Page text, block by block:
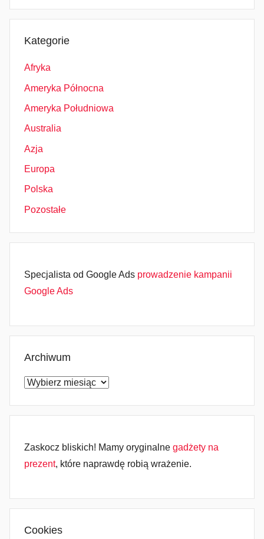
Kategorie
Afryka
Ameryka Północna
Ameryka Południowa
Australia
Azja
Europa
Polska
Pozostałe
Specjalista od Google Ads prowadzenie kampanii
Google Ads
Archiwum
Archiwum
Zaskocz bliskich! Mamy oryginalne gadżety na
prezent, które naprawdę robią wrażenie.
Cookies